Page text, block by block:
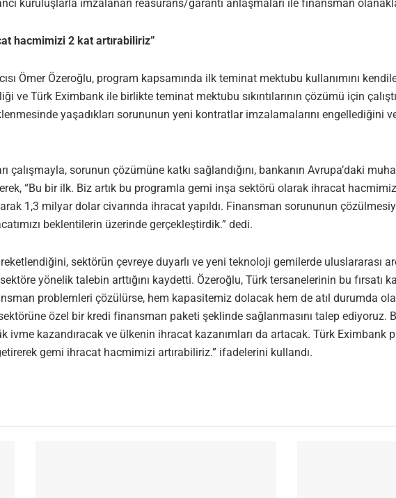
kuruluşlarla imzalanan reasürans/garanti anlaşmaları ile finansman
hacmimizi 2 kat artırabiliriz”
Ömer Özeroğlu, program kapsamında ilk teminat mektubu kullanımını
ve Türk Eximbank ile birlikte teminat mektubu sıkıntılarının çözümü için
yaşadıkları sorununun yeni kontratlar imzalamalarını engellediğini
çalışmayla, sorunun çözümüne katkı sağlandığını, bankanın Avrupa’daki
“Bu bir ilk. Biz artık bu programla gemi inşa sektörü olarak ihracat
1,3 milyar dolar civarında ihracat yapıldı. Finansman sorununun
beklentilerin üzerinde gerçekleştirdik.” dedi.
sektörün çevreye duyarlı ve yeni teknoloji gemilerde uluslararası
yönelik talebin arttığını kaydetti. Özeroğlu, Türk tersanelerinin bu fırsatı
problemleri çözülürse, hem kapasitemiz dolacak hem de atıl durumda
özel bir kredi finansman paketi şeklinde sağlanmasını talep ediyoruz.
kazandıracak ve ülkenin ihracat kazanımları da artacak. Türk Eximbank
gemi ihracat hacmimizi artırabiliriz.” ifadelerini kullandı.